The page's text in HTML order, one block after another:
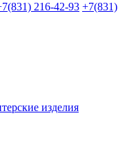
216-42-93 +7(831)
изделия